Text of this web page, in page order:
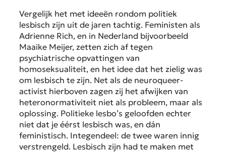
Vergelijk het met ideeën rondom politiek
lesbisch zijn uit de jaren tachtig. Feministen als
Adrienne Rich, en in Nederland bijvoorbeeld
Maaike Meijer, zetten zich af tegen
psychiatrische opvattingen van
homoseksualiteit, en het idee dat het zielig was
om lesbisch te zijn. Net als de neuroqueer-
activist hierboven zagen zij het afwijken van
heteronormativiteit niet als probleem, maar als
oplossing. Politieke lesbo’s geloofden echter
niet dat je éérst lesbisch was, en dán
feministisch. Integendeel: de twee waren innig
verstrengeld. Lesbisch zijn had te maken met